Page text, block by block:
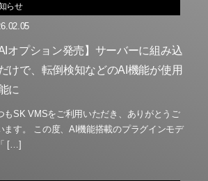
らせ
AIオプション発売】サーバーに組み込
けで、転倒検知などのAI機能が使用
に
もSK VMSをご利用いただき、ありがとうご
ます。 この度、AI機能搭載のプラグインモデ
[…]